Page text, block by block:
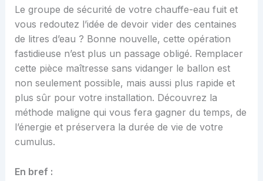
Le groupe de sécurité de votre chauffe-eau fuit et
vous redoutez l’idée de devoir vider des centaines
de litres d’eau ? Bonne nouvelle, cette opération
fastidieuse n’est plus un passage obligé. Remplacer
cette pièce maîtresse sans vidanger le ballon est
non seulement possible, mais aussi plus rapide et
plus sûr pour votre installation. Découvrez la
méthode maligne qui vous fera gagner du temps, de
l’énergie et préservera la durée de vie de votre
cumulus.
En bref :